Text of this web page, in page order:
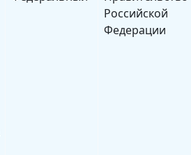
Российской
Федерации